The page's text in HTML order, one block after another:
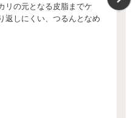
リの元となる皮脂までケ
返しにくい、つるんとなめ